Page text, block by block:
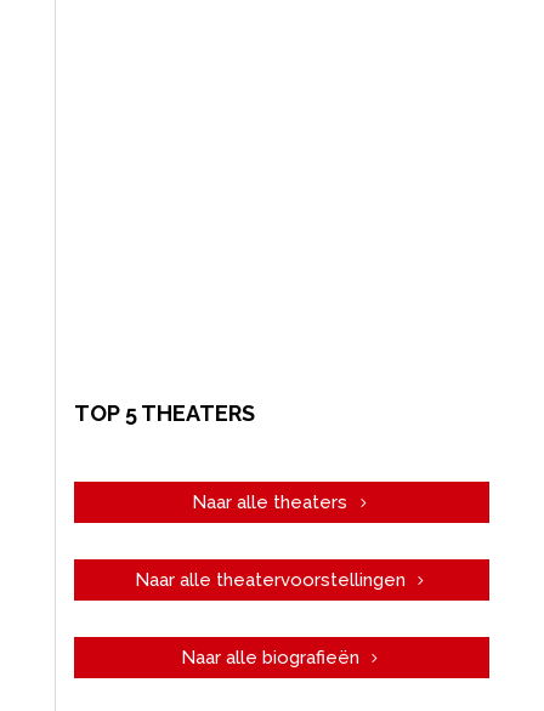
TOP 5 THEATERS
Naar alle theaters
Naar alle theatervoorstellingen
Naar alle biografieën